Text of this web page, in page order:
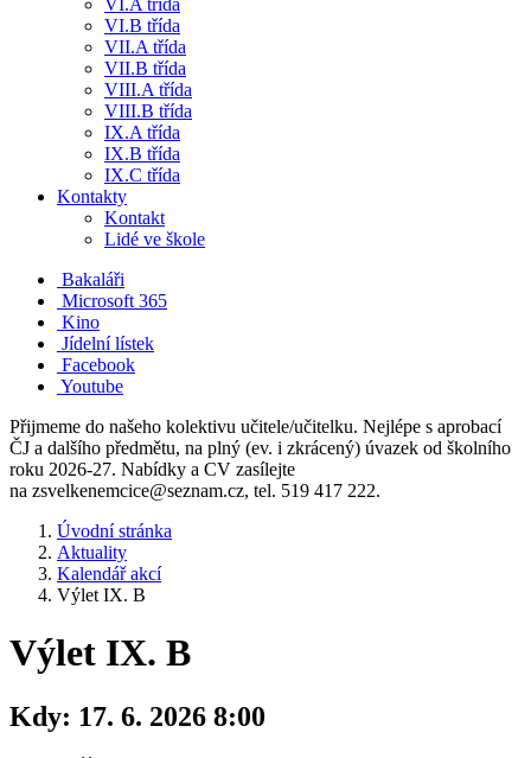
VI.A třída
VI.B třída
VII.A třída
VII.B třída
VIII.A třída
VIII.B třída
IX.A třída
IX.B třída
IX.C třída
Kontakty
Kontakt
Lidé ve škole
Bakaláři
Microsoft 365
Kino
Jídelní lístek
Facebook
Youtube
Přijmeme do našeho kolektivu učitele/učitelku. Nejlépe s aprobací
ČJ a dalšího předmětu, na plný (ev. i zkrácený) úvazek od školního
roku 2026-27. Nabídky a CV zasílejte
na zsvelkenemcice@seznam.cz, tel. 519 417 222.
Úvodní stránka
Aktuality
Kalendář akcí
Výlet IX. B
Výlet IX. B
Kdy: 17. 6. 2026 8:00